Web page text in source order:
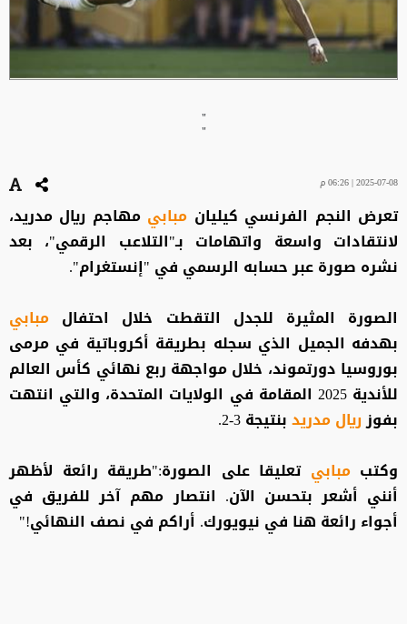
"
"
2025-07-08 | 06:26 م
تعرض النجم الفرنسي كيليان مبابيمهاجم ريال مدريد،
لانتقادات واسعة واتهامات بـ"التلاعب الرقمي"، بعد
نشره صورة عبر حسابه الرسمي في "إنستغرام".
الصورة المثيرة للجدل التقطت خلال احتفال مبابي
بهدفه الجميل الذي سجله بطريقة أكروباتية في مرمى
بوروسيا دورتموند، خلال مواجهة ربع نهائي كأس العالم
للأندية 2025 المقامة في الولايات المتحدة، والتي انتهت
بفوزريال مدريدبنتيجة 3-2.
وكتب مبابيتعليقا على الصورة:"طريقة رائعة لأظهر
أنني أشعر بتحسن الآن. انتصار مهم آخر للفريق في
أجواء رائعة هنا في نيويورك. أراكم في نصف النهائي!"